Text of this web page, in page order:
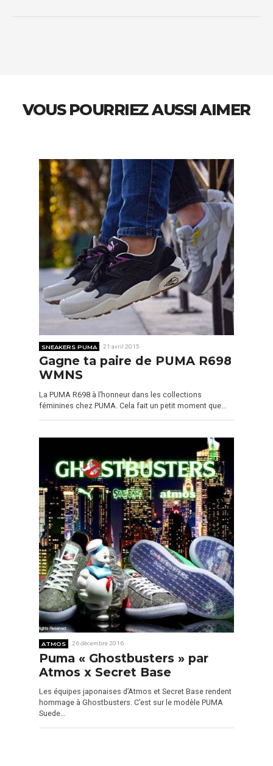
VOUS POURRIEZ AUSSI AIMER
SNEAKERS PUMA 21 avril 2015
Gagne ta paire de PUMA R698
WMNS
La PUMA R698 à l’honneur dans les collections
féminines chez PUMA. Cela fait un petit moment que…
ATMOS 26 décembre 2016
Puma « Ghostbusters » par
Atmos x Secret Base
Les équipes japonaises d’Atmos et Secret Base rendent
hommage à Ghostbusters. C’est sur le modèle PUMA
Suede…